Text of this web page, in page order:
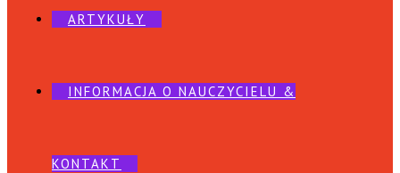
ARTYKUŁY
INFORMACJA O NAUCZYCIELU &
KONTAKT